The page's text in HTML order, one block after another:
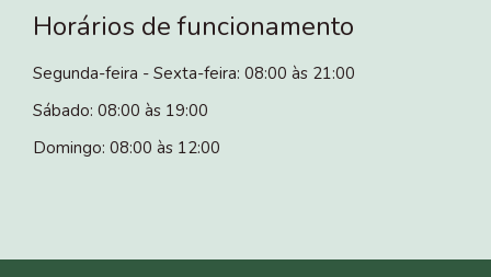
Horários de funcionamento
Segunda-feira - Sexta-feira: 08:00 às 21:00
Sábado: 08:00 às 19:00
Domingo: 08:00 às 12:00